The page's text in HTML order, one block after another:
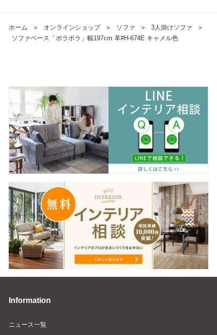
ホーム ＞ オンラインショップ ＞ ソファ ＞ 3人掛けソファ
＞
ソファベース「ボラボラ」幅197cm 革#H-674E キャメル色
Information
ニュース一覧